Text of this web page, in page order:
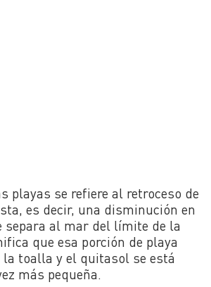
playas se refiere al retroceso de
es decir, una disminución en
separa al mar del límite de la
que esa porción de playa
la toalla y el quitasol se está
más pequeña.